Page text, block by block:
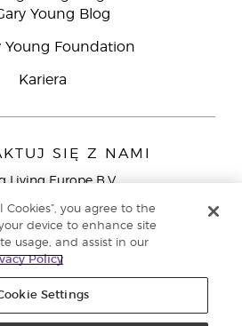
Young Blog
Young Foundation
Kariera
SIĘ Z NAMI
Living Europe B.V.
AJ Groningen
Ltd - Europejska siedziba
(0) 20 3935 9000
Cookies”, you agree to the
device to enhance site
usage, and assist in our
Policy
Settings